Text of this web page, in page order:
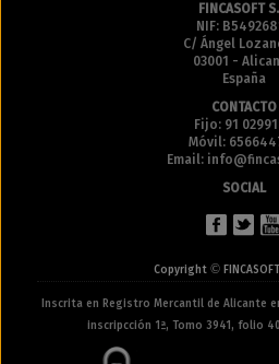
FINCASOFT
NIF:
C/ Ángel
03001 -
España
CONTACTO
Fijo: 91
Móvil:
Email:
SOCIAL
Copyright©
Inscrita en Registro Mercantil de Alicante
inscripcción 1ª, Tomo 3941, folio